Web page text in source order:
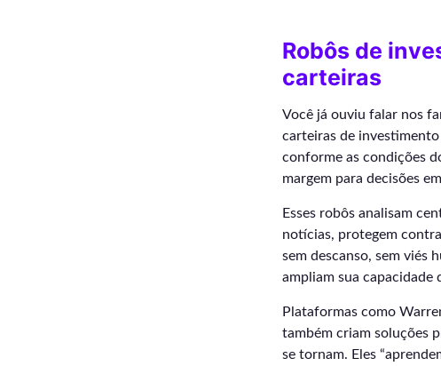
Robôs de
carteiras
Você já ouviu falar nos
carteiras de investimento
conforme as condições
margem para decisões
Esses robôs analisam
notícias, protegem
sem descanso, sem viés
ampliam sua capacidade
Plataformas como
também criam soluções
se tornam. Eles